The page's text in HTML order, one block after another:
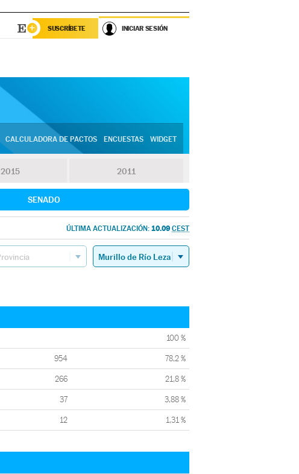
SUSCRÍBETE INICIAR SESIÓN
CALCULADORA DE PACTOS ENCUESTAS WIDGET
2015 2011
SENADO
ÚLTIMA ACTUALIZACIÓN: 10.09 CEST
100 %
954 78,2 %
266 21,8 %
37 3,88 %
12 1,31 %